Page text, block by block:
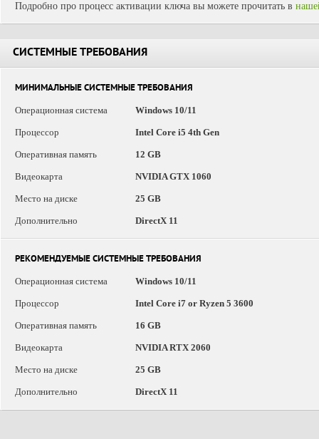
Подробно про процесс активации ключа вы можете прочитать в
СИСТЕМНЫЕ ТРЕБОВАНИЯ
МИНИМАЛЬНЫЕ СИСТЕМНЫЕ ТРЕБОВАНИЯ
Операционная система
Windows 10/11
Процессор Intel Core i5 4th Gen
Оперативная память 12 GB
Видеокарта NVIDIA GTX 1060
Место на диске 25 GB
Дополнительно DirectX 11
РЕКОМЕНДУЕМЫЕ СИСТЕМНЫЕ ТРЕБОВАНИЯ
Операционная система
Windows 10/11
Процессор Intel Core i7 or Ryzen 5 3600
Оперативная память 16 GB
Видеокарта NVIDIA RTX 2060
Место на диске 25 GB
Дополнительно DirectX 11